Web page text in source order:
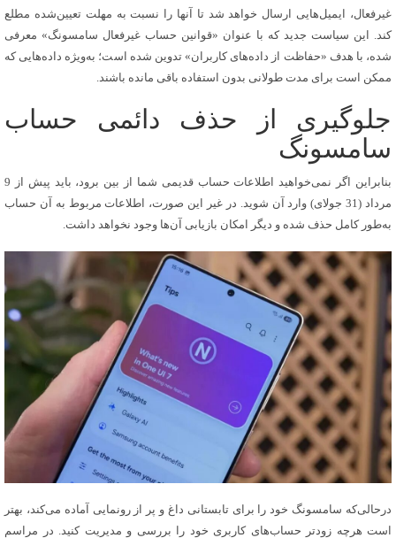
غیرفعال، ایمیل‌هایی ارسال خواهد شد تا آنها را نسبت به مهلت تعیین‌شده مطلع
کند. این سیاست جدید که با عنوان «قوانین حساب غیرفعال سامسونگ» معرفی
شده، با هدف «حفاظت از داده‌های کاربران» تدوین شده است؛ به‌ویژه داده‌هایی که
ممکن است برای مدت طولانی بدون استفاده باقی مانده باشند.
جلوگیری از حذف دائمی حساب
سامسونگ
بنابراین اگر نمی‌خواهید اطلاعات حساب قدیمی شما از بین برود، باید پیش از 9
مرداد (31 جولای) وارد آن شوید. در غیر این صورت، اطلاعات مربوط به آن حساب
به‌طور کامل حذف شده و دیگر امکان بازیابی آن‌ها وجود نخواهد داشت.
درحالی‌که سامسونگ خود را برای تابستانی داغ و پر از رونمایی آماده می‌کند، بهتر
است هرچه زودتر حساب‌های کاربری خود را بررسی و مدیریت کنید. در مراسم